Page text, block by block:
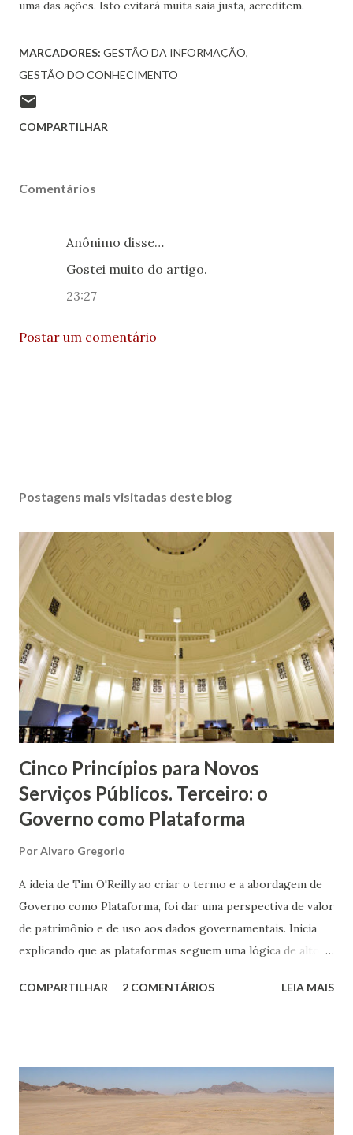
uma das ações. Isto evitará muita saia justa, acreditem.
MARCADORES: GESTÃO DA INFORMAÇÃO
GESTÃO DO CONHECIMENTO
COMPARTILHAR
Comentários
Anônimo disse…
Gostei muito do artigo.
23:27
Postar um comentário
Postagens mais visitadas deste blog
Cinco Princípios para Novos
Serviços Públicos. Terceiro: o
Governo como Plataforma
PorAlvaro Gregorio
A ideia de Tim O'Reilly ao criar o termo e a abordagem de
Governo como Plataforma, foi dar uma perspectiva de valor
de patrimônio e de uso aos dados governamentais. Inicia
explicando que as plataformas seguem uma lógica de alto
investir, mas permitem à população, ao utilizarem essa
trafegarem seus produtos, serviços, passageiros, estimular
turismo e economias integradoras etc.. Em outras palavras,
uma plataforma rodoviária do governo, mesmo em
COMPARTILHAR 2 COMENTÁRIOS LEIA MAIS